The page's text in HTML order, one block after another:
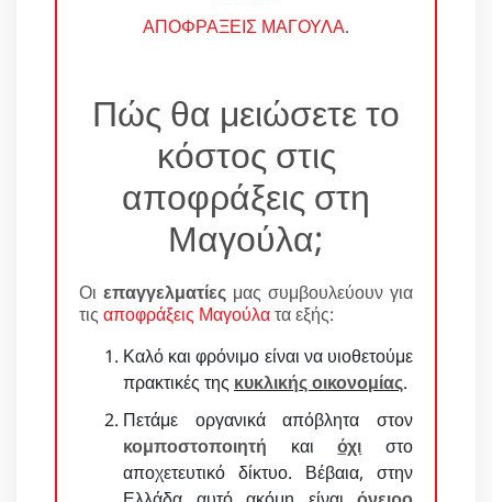
ΑΠΟΦΡΑΞΕΙΣ ΜΑΓΟΥΛΑ.
Πώς θα μειώσετε το
κόστος στις
αποφράξεις στη
Μαγούλα;
Οι επαγγελματίες μας συμβουλεύουν για
τις αποφράξεις Μαγούλατα εξής:
Καλό και φρόνιμο είναι να υιοθετούμε
πρακτικές της κυκλικής οικονομίας.
Πετάμε οργανικά απόβλητα στον
κομποστοποιητή καιόχι στο
αποχετευτικό δίκτυο. Βέβαια, στην